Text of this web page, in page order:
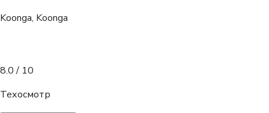
Koonga, Koonga
8.0 / 10
Техосмотр